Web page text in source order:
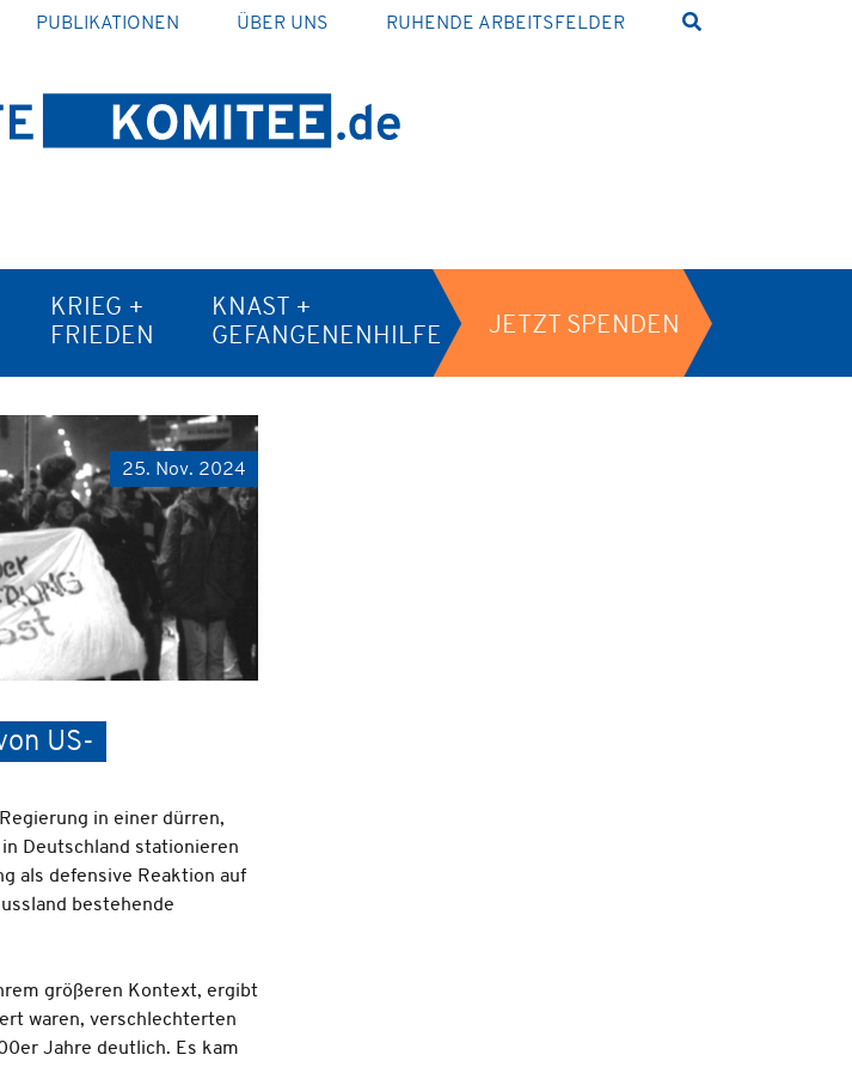
PUBLIKATIONEN ÜBER UNS RUHENDE ARBEITSFELDER
KRIEG +
FRIEDEN
KNAST +
GEFANGENENHILFE
JETZT SPENDEN
25. Nov. 2024
US-
in einer dürren,
Deutschland stationieren
als defensive Reaktion auf
bestehende
größeren Kontext, ergibt
waren, verschlechterten
Jahre deutlich. Es kam